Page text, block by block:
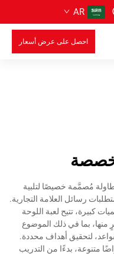
AR
احصل على عرض أسعار
مُصمَّمة خصيصًا لتلبية
رسائل العلامة التجارية.
كبيرة، تتيح لعبة اللوحة
بما في ذلك الموضوع
لتحقيق أهداف محددة.
متنوعة، بدءًا من التدريب